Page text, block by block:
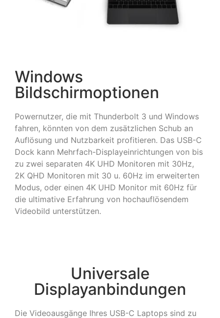
Windows
Bildschirmoptionen
Powernutzer, die mit Thunderbolt 3 und Windows
fahren, könnten von dem zusätzlichen Schub an
Auflösung und Nutzbarkeit profitieren. Das USB-C
Dock kann Mehrfach-Displayeinrichtungen von bis
zu zwei separaten 4K UHD Monitoren mit 30Hz,
2K QHD Monitoren mit 30 u. 60Hz im erweiterten
Modus, oder einen 4K UHD Monitor mit 60Hz für
die ultimative Erfahrung von hochauflösendem
Videobild unterstützen.
Universale
Displayanbindungen
Die Videoausgänge Ihres USB-C Laptops sind zu